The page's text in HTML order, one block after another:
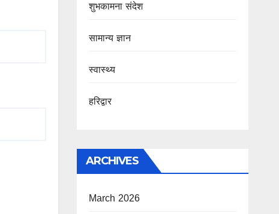
शुभकामना संदेश
सामान्य ज्ञान
स्वास्थ्य
हरिद्वार
ARCHIVES
March 2026